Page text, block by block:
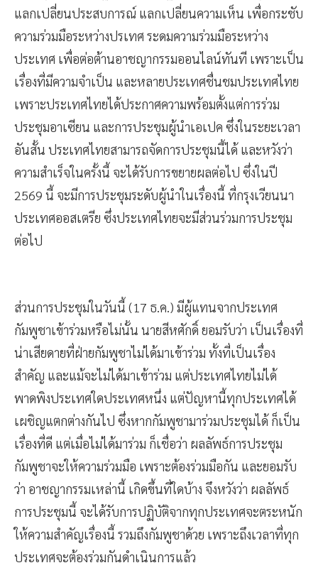
แลกเปลี่ยนประสบการณ์ แลกเปลี่ยนความเห็น เพื่อกระชับ
ความร่วมมือระหว่างปรเทศ ระดมความร่วมมือระหว่าง
ประเทศ เพื่อต่อต้านอาชญากรรมออนไลน์ทันที เพราะเป็น
เรื่องที่มีความจำเป็น และหลายประเทศชื่นชมประเทศไทย
เพราะประเทศไทยได้ประกาศความพร้อมตั้งแต่การร่วม
ประชุมอาเซียน และการประชุมผู้นำเอเปค ซึ่งในระยะเวลา
อันสั้น ประเทศไทยสามารถจัดการประชุมนี้ได้ และหวังว่า
ความสำเร็จในครั้งนี้ จะได้รับการขยายผลต่อไป ซึ่งในปี
2569 นี้ จะมีการประชุมระดับผู้นำในเรื่องนี้ ที่กรุงเวียนนา
ประเทศออสเตรีย ซึ่งประเทศไทยจะมีส่วนร่วมการประชุม
ต่อไป
ส่วนการประชุมในวันนี้ (17 ธ.ค.) มีผู้แทนจากประเทศ
กัมพูชาเข้าร่วมหรือไม่นั้น นายสีหศักดิ์ ยอมรับว่า เป็นเรื่องที่
น่าเสียดายที่ฝ่ายกัมพูชาไม่ได้มาเข้าร่วม ทั้งที่เป็นเรื่อง
สำคัญ และแม้จะไม่ได้มาเข้าร่วม แต่ประเทศไทยไม่ได้
พาดพิงประเทศใดประเทศหนึ่ง แต่ปัญหานี้ทุกประเทศได้
เผชิญแตกต่างกันไป ซึ่งหากกัมพูชามาร่วมประชุมได้ ก็เป็น
เรื่องที่ดี แต่เมื่อไม่ได้มาร่วม ก็เชื่อว่า ผลลัพธ์การประชุม
กัมพูชาจะให้ความร่วมมือ เพราะต้องร่วมมือกัน และยอมรับ
ว่า อาชญากรรมเหล่านี้ เกิดขึ้นที่ใดบ้าง จึงหวังว่า ผลลัพธ์
การประชุมนี้ จะได้รับการปฏิบัติจากทุกประเทศจะตระหนัก
ให้ความสำคัญเรื่องนี้ รวมถึงกัมพูชาด้วย เพราะถึงเวลาที่ทุก
ประเทศจะต้องร่วมกันดำเนินการแล้ว